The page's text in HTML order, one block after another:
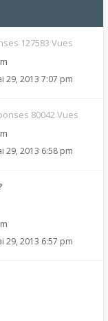
127583 Vues
29, 2013 7:07 pm
80042 Vues
29, 2013 6:58 pm
29, 2013 6:57 pm